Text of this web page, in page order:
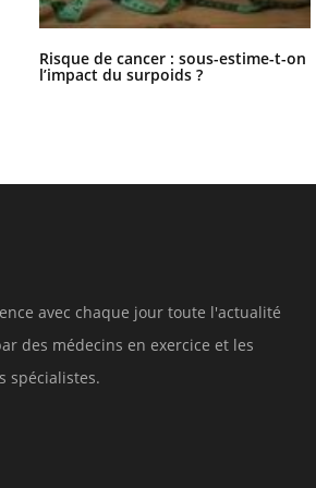
Risque de cancer : sous-estime-t-on
l’impact du surpoids ?
avec chaque jour toute l'actualité
des médecins en exercice et les
spécialistes.